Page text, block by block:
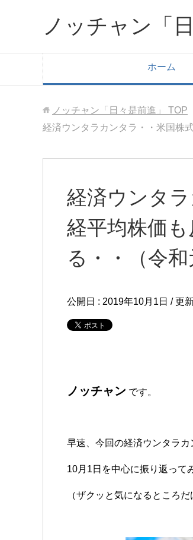
ノッチャン「
ホーム
ノッチャン「日々是前進」 TOP
経済ウンタラカンタラ・・米国株
経済ウンタ
経平均株価
る・・（令和
公開日 : 2019年10月1日 / 更
ノッチャン です。
早速、今回の経済ウンタラカ
10月1日を中心に振り返って
（ザクッと気になるところだ